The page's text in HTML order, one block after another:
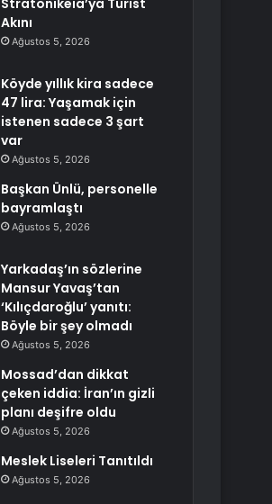
Stratonikeia’ya Turist
Akını
Ağustos 5, 2026
Köyde yıllık kira sadece
47 lira: Yaşamak için
istenen sadece 3 şart
var
Ağustos 5, 2026
Başkan Ünlü, personelle
bayramlaştı
Ağustos 5, 2026
Yarkadaş’ın sözlerine
Mansur Yavaş’tan
‘Kılıçdaroğlu’ yanıtı:
Böyle bir şey olmadı
Ağustos 5, 2026
Mossad’dan dikkat
çeken iddia: İran’ın gizli
planı deşifre oldu
Ağustos 5, 2026
Meslek Liseleri Tanıtıldı
Ağustos 5, 2026